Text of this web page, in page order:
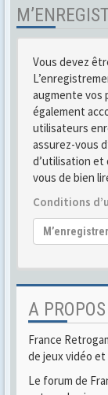
Vous devez
augmente vos
également
utilisateurs
assurez-vous
d’utilisation et
vous de bien
Conditions
M’enregistrer
A
France
de jeux vidéo
Le forum de